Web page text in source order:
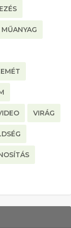
MŰANYAG
VIRÁG